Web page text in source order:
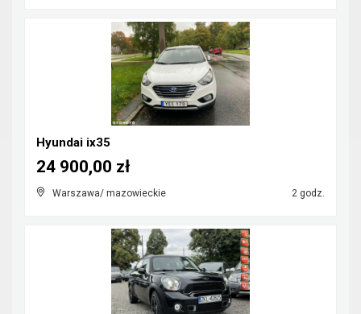
Hyundai ix35
Warszawa/ mazowieckie 2 godz.
24 900,00 zł